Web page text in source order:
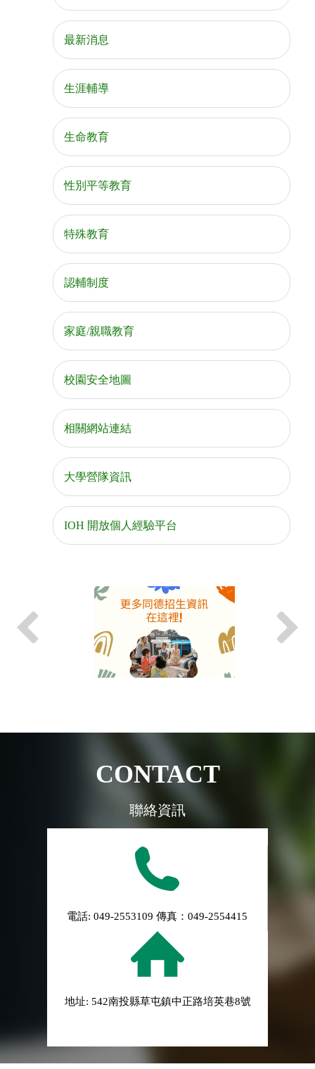
最新消息
生涯輔導
生命教育
性別平等教育
特殊教育
認輔制度
家庭/親職教育
校園安全地圖
相關網站連結
大學營隊資訊
IOH 開放個人經驗平台
CONTACT
聯絡資訊
電話: 049-2553109 傳真：049-2554415
地址: 542南投縣草屯鎮中正路培英巷8號